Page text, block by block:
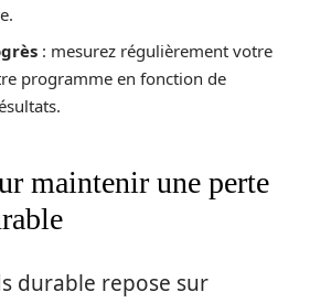
: mesurez régulièrement votre
programme en fonction de
maintenir une perte
durable repose sur